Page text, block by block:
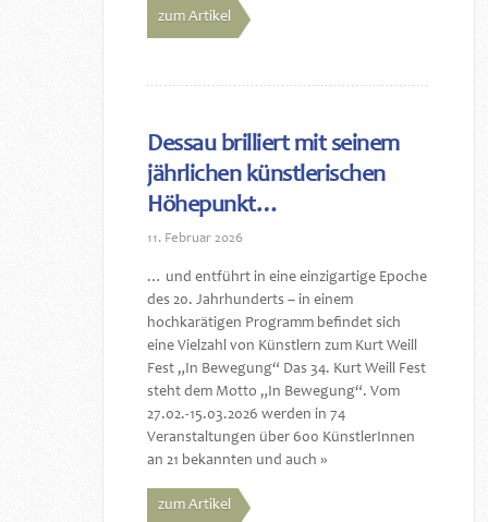
zum Artikel
Dessau brilliert mit seinem
jährlichen künstlerischen
Höhepunkt…
11. Februar 2026
… und entführt in eine einzigartige Epoche
des 20. Jahrhunderts – in einem
hochkarätigen Programm befindet sich
eine Vielzahl von Künstlern zum Kurt Weill
Fest „In Bewegung“ Das 34. Kurt Weill Fest
steht dem Motto „In Bewegung“. Vom
27.02.-15.03.2026 werden in 74
Veranstaltungen über 600 KünstlerInnen
an 21 bekannten und auch »
zum Artikel